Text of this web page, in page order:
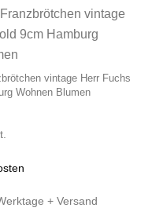
vintage Herr Fuchs
Wohnen Blumen
+ Versand